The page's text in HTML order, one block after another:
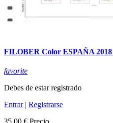
FILOBER Color ESPAÑA 2018
favorite
Debes de estar registrado
Entrar| Registrarse
35,00 € Precio